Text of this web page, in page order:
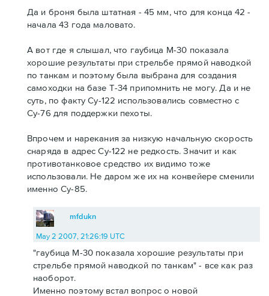
Да и броня была штатная - 45 мм, что для конца 42 -
начала 43 года маловато.
А вот где я слышал, что гаубица М-30 показала
хорошие результаты при стрельбе прямой наводкой
по танкам и поэтому была выбрана для создания
самоходки на базе Т-34 припомнить не могу. Да и не
суть, по факту Су-122 использовались совместно с
Су-76 для поддержки пехоты.
Впрочем и нарекания за низкую начальную скорость
снаряда в адрес Су-122 не редкость. Значит и как
противотанковое средство их видимо тоже
использовали. Не даром же их на конвейере сменили
именно Су-85.
mfdukn
May 2 2007, 21:26:19 UTC
"гаубица М-30 показала хорошие результаты при
стрельбе прямой наводкой по танкам" - все как раз
наоборот.
Именно поэтому встал вопрос о новой